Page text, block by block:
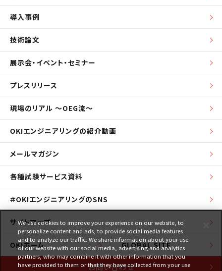
導入事例
技術論文
展示会・イベント・セミナー
プレスリリース
現場のリアル ～OEG流～
OKIエンジニアリングの紹介動画
メールマガジン
各種試験サービス資料
＃OKIエンジニアリングのSNS
サイトマップ
OKIホーム GLOBAL SITE
お問い合わせ
We use cookies to improve your experience on our website, to
personalize content and ads, to provide social media features
and to analyze our traffic. We share information about your use
of our website with our social media, advertising and analytics
partners, who may combine it with other information that you
have provided to them or that they have collected from your use